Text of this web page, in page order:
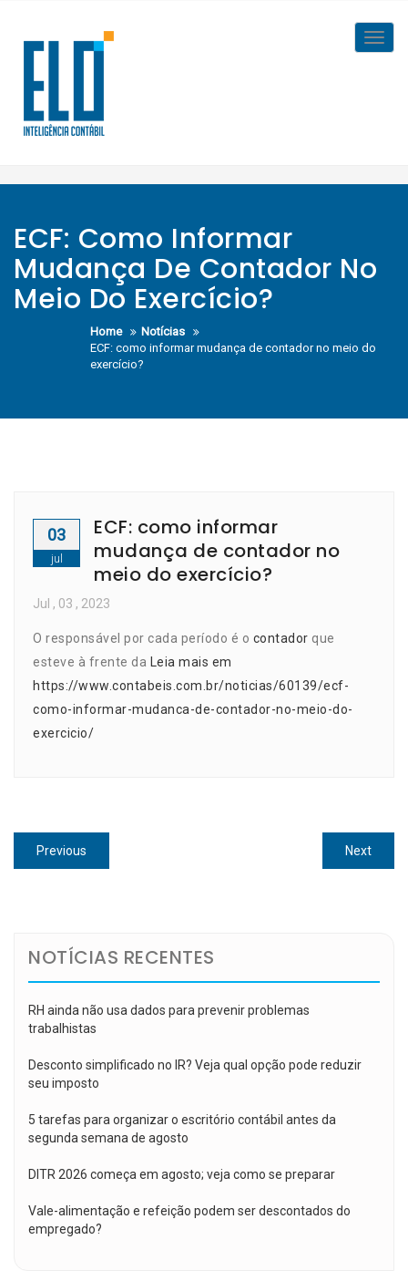
content
ECF: Como Informar
Mudança De Contador No
Meio Do Exercício?
Home
Notícias
ECF: como informar mudança de contador no meio do
exercício?
03
jul
ECF: como informar
mudança de contador no
meio do exercício?
Jul , 03 , 2023
O responsável por cada período é o contador que
esteve à frente da Leia mais em
https://www.contabeis.com.br/noticias/60139/ecf-
como-informar-mudanca-de-contador-no-meio-do-
exercicio/
Navegação
de
Previous
post:
NextNext
post:
NOTÍCIAS RECENTES
RH ainda não usa dados para prevenir problemas
trabalhistas
Desconto simplificado no IR? Veja qual opção pode reduzir
seu imposto
5 tarefas para organizar o escritório contábil antes da
segunda semana de agosto
DITR 2026 começa em agosto; veja como se preparar
Vale-alimentação e refeição podem ser descontados do
empregado?